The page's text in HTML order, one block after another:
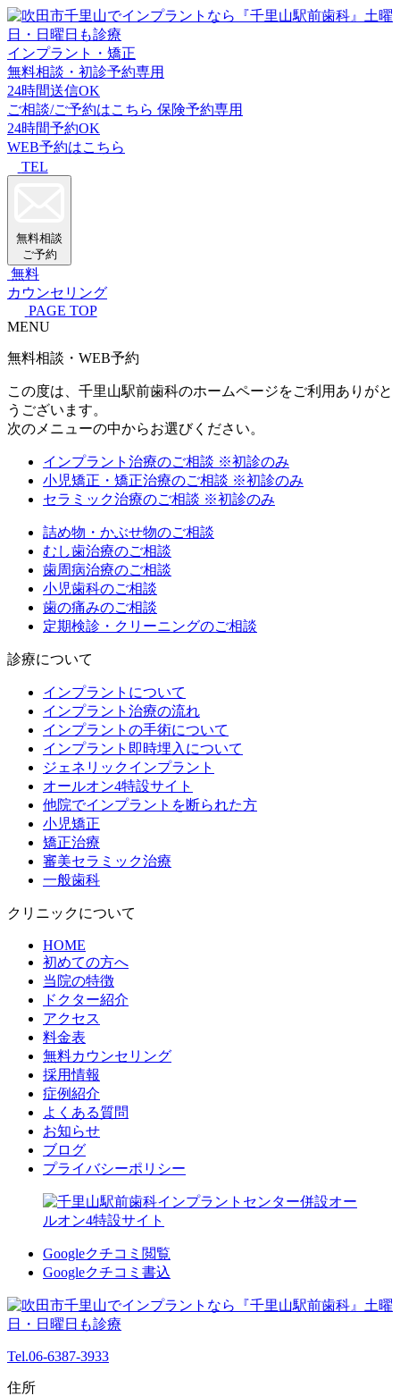
インプラント・矯正
無料相談・初診予約専用
24時間送信OK
ご相談/ご予約はこちら 保険予約専用
24時間予約OK
WEB予約はこちら
TEL
無料相談
ご予約
無料
カウンセリング
PAGE TOP
MENU
無料相談・WEB予約
この度は、千里山駅前歯科のホームページをご利用ありがと
うございます。
次のメニューの中からお選びください。
インプラント治療のご相談 ※初診のみ
小児矯正・矯正治療のご相談 ※初診のみ
セラミック治療のご相談 ※初診のみ
詰め物・かぶせ物のご相談
むし歯治療のご相談
歯周病治療のご相談
小児歯科のご相談
歯の痛みのご相談
定期検診・クリーニングのご相談
診療について
インプラントについて
インプラント治療の流れ
インプラントの手術について
インプラント即時埋入について
ジェネリックインプラント
オールオン4特設サイト
他院でインプラントを断られた方
小児矯正
矯正治療
審美セラミック治療
一般歯科
クリニックについて
HOME
初めての方へ
当院の特徴
ドクター紹介
アクセス
料金表
無料カウンセリング
採用情報
症例紹介
よくある質問
お知らせ
ブログ
プライバシーポリシー
Googleクチコミ閲覧
Googleクチコミ書込
Tel.06-6387-3933
住所